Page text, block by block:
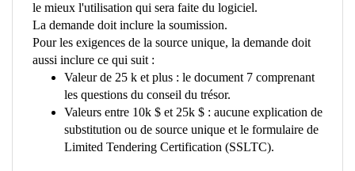
La demande doit inclure la soumission.
Pour les exigences de la source unique, la demande doit
aussi inclure ce qui suit :
Valeur de 25 k et plus : le document 7 comprenant
les questions du conseil du trésor.
Valeurs entre 10k $ et 25k $ : aucune explication de
substitution ou de source unique et le formulaire de
Limited Tendering Certification (SSLTC).